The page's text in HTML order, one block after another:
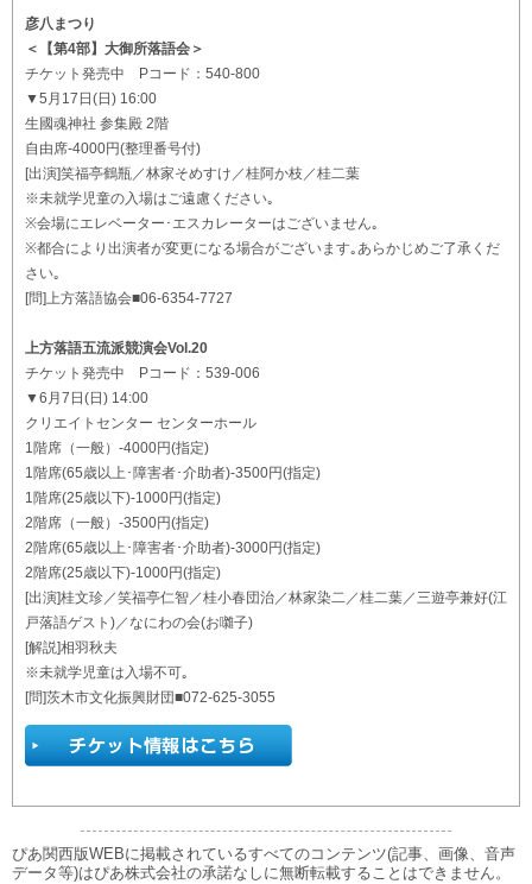
彦八まつり
＜【第4部】大御所落語会＞
チケット発売中 Pコード：540-800
▼5月17日(日) 16:00
生國魂神社 参集殿 2階
自由席-4000円(整理番号付)
[出演]笑福亭鶴瓶／林家そめすけ／桂阿か枝／桂二葉
※未就学児童の入場はご遠慮ください｡
※会場にエレベーター･エスカレーターはございません｡
※都合により出演者が変更になる場合がございます｡あらかじめご了承くだ
さい｡
[問]上方落語協会■06-6354-7727
上方落語五流派競演会Vol.20
チケット発売中 Pコード：539-006
▼6月7日(日) 14:00
クリエイトセンター センターホール
1階席（一般）-4000円(指定)
1階席(65歳以上･障害者･介助者)-3500円(指定)
1階席(25歳以下)-1000円(指定)
2階席（一般）-3500円(指定)
2階席(65歳以上･障害者･介助者)-3000円(指定)
2階席(25歳以下)-1000円(指定)
[出演]桂文珍／笑福亭仁智／桂小春団治／林家染二／桂二葉／三遊亭兼好(江
戸落語ゲスト)／なにわの会(お囃子)
[解説]相羽秋夫
※未就学児童は入場不可｡
[問]茨木市文化振興財団■072-625-3055
ぴあ関西版WEBに掲載されているすべてのコンテンツ(記事、画像、音声
データ等)はぴあ株式会社の承諾なしに無断転載することはできません。